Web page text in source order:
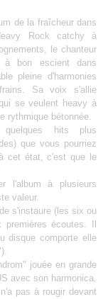
de la fraîcheur dans
Rock catchy à
le chanteur
à bon escient dans
pleine d'harmonies
Sa voix s'allie
se veulent heavy à
rythmique bétonnée.
quelques hits plus
) que vous pourriez
cet état, c'est que le
l'album à plusieurs
valeur.
s'instaure (les six ou
écoutes. Il
disque comporte elle
).
jouée en grande
avec son harmonica.
pas à rougir devant